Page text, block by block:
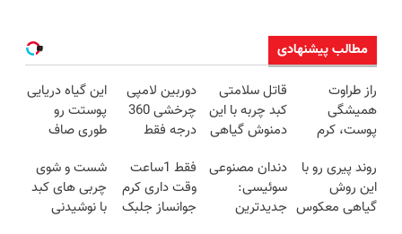
مطالب پیشنهادی
راز طراوت
همیشگی
پوست، کرم
با 45%تخفیف
قاتل سلامتی
کبد چربه با این
دمنوش گیاهی
دوربین لامپی
چرخشی 360
درجه فقط
🔥 پرداخت
درب منزل
این گیاه دریایی
پوستت رو
طوری صاف
20سال جوون
شدی🔥
روند پیری رو با
این روش
گیاهی معکوس
دندان مصنوعی
سوئیسی:
جدیدترین
فقط 1ساعت
وقت داری کرم
جوانساز جلبک
شست و شوی
چربی های کبد
با نوشیدنی